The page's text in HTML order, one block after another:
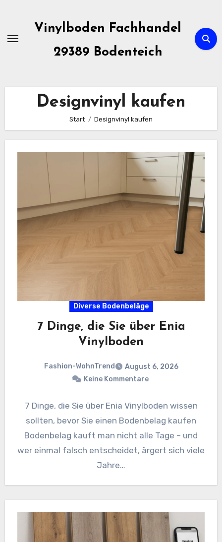
springen
Vinylboden Fachhandel
29389 Bodenteich
Designvinyl kaufen
Start Designvinyl kaufen
Diverse Bodenbeläge
7 Dinge, die Sie über Enia
Vinylboden
Fashion-WohnTrend
August 6, 2026
Keine Kommentare
7 Dinge, die Sie über Enia Vinylboden wissen
sollten, bevor Sie einen Bodenbelag kaufen
Bodenbelag kauft man nicht alle Tage – und
wer einmal falsch entscheidet, ärgert sich viele
Jahre…